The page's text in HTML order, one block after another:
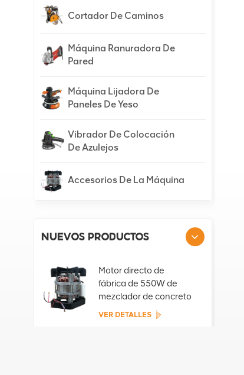
Cortador De Caminos
Máquina Ranuradora De
Pared
Máquina Lijadora De
Paneles De Yeso
Vibrador De Colocación
De Azulejos
Accesorios De La Máquina
NUEVOS PRODUCTOS
Motor directo de
fábrica de 550W de
mezclador de concreto
portátil
VER DETALLES